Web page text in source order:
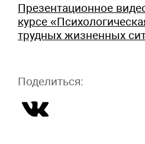
Презентационное
курсе
трудных жизненных
Поделиться: